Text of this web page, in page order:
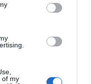
of my
sobre Alberto